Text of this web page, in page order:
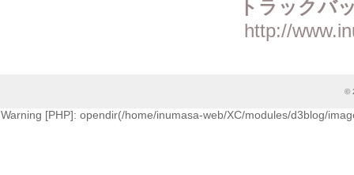
トラックバ
http://
©
Warning [PHP]: opendir(/home/inumasa-web/XC/modules/d3blog/